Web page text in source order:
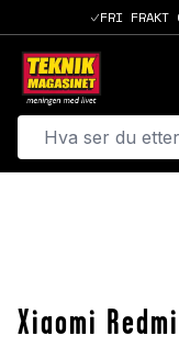
FRI FRAKT
Xiaomi